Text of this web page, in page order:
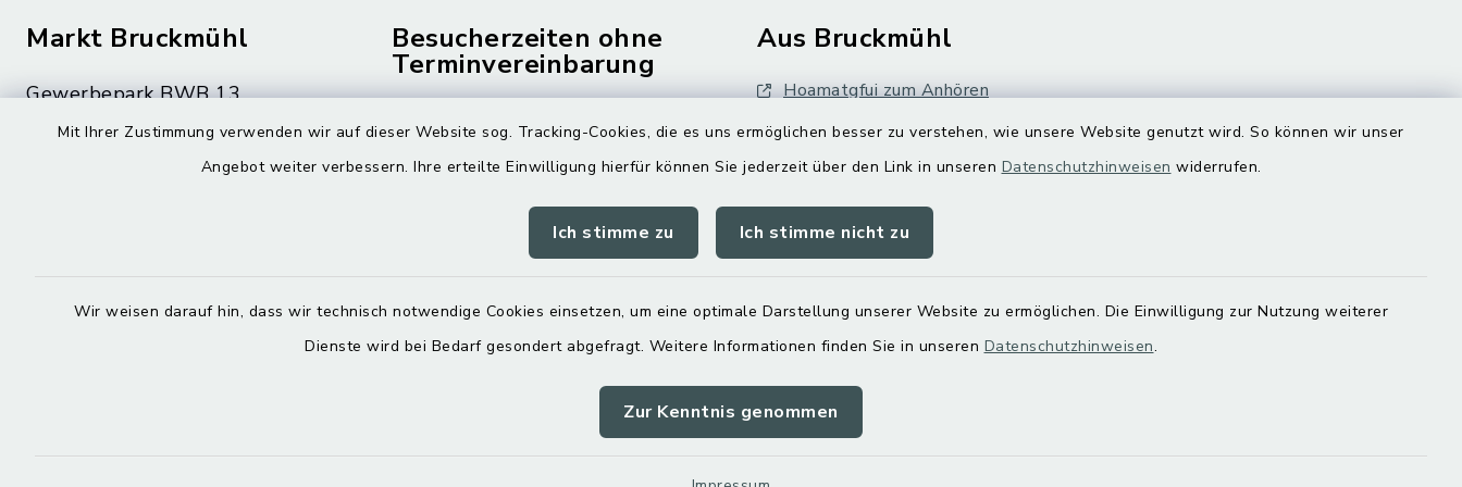
Mit Ihrer Zustimmung verwenden wir auf dieser Website sog. Tracking-Cookies, die es uns ermöglichen besser zu verstehen, wie unsere Website genutzt wird. So können wir unser
Angebot weiter verbessern. Ihre erteilte Einwilligung hierfür können Sie jederzeit über den Link in unseren Datenschutzhinweisen widerrufen.
Ich stimme zu Ich stimme nicht zu
Wir weisen darauf hin, dass wir technisch notwendige Cookies einsetzen, um eine optimale Darstellung unserer Website zu ermöglichen. Die Einwilligung zur Nutzung weiterer
Dienste wird bei Bedarf gesondert abgefragt. Weitere Informationen finden Sie in unseren Datenschutzhinweisen.
Zur Kenntnis genommen
Markt Bruckmühl
Gewerbepark BWB 13
83052 Bruckmühl
Besucherzeiten ohne
Terminvereinbarung
Montag zusätzlich:
15.00 – 18.00 Uhr
Aus Bruckmühl
Hoamatgfui zum Anhören
Digitaler Ortsplan
Sitemap Cookie-Einstellungen